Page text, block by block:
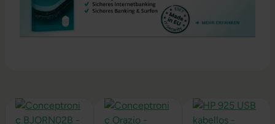
Produktgalerie überspringen